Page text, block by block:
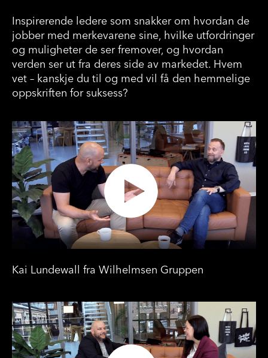
Inspirerende ledere som snakker om hvordan de
jobber med merkevarene sine, hvilke utfordringer
og muligheter de ser fremover, og hvordan
verden ser ut fra deres side av markedet. Hvem
vet – kanskje du til og med vil få den hemmelige
oppskriften for suksess?
Kai Lundewall fra Wilhelmsen Gruppen